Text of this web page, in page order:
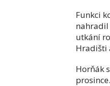
Funkci
nahradil
utkání
Hradišti
Horňák